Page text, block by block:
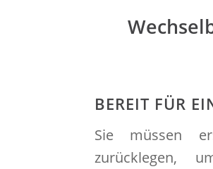
BEREIT FÜR
Sie müssen
zurücklegen,